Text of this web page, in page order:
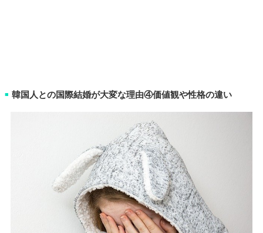
■ 韓国人との国際結婚が大変な理由④価値観や性格の違い